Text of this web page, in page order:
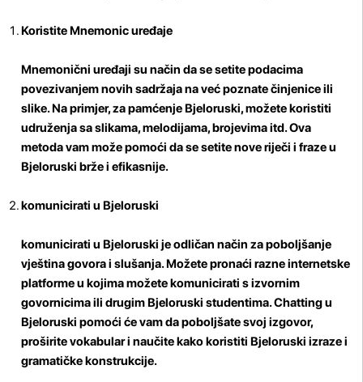
Koristite Mnemonic uređaje
Mnemonični uređaji su način da se setite podacima
povezivanjem novih sadržaja na već poznate činjenice ili
slike. Na primjer, za pamćenje Bjeloruski, možete koristiti
udruženja sa slikama, melodijama, brojevima itd. Ova
metoda vam može pomoći da se setite nove riječi i fraze u
Bjeloruski brže i efikasnije.
komunicirati u Bjeloruski
komunicirati u Bjeloruski je odličan način za poboljšanje
vještina govora i slušanja. Možete pronaći razne internetske
platforme u kojima možete komunicirati s izvornim
govornicima ili drugim Bjeloruski studentima. Chatting u
Bjeloruski pomoći će vam da poboljšate svoj izgovor,
proširite vokabular i naučite kako koristiti Bjeloruski izraze i
gramatičke konstrukcije.